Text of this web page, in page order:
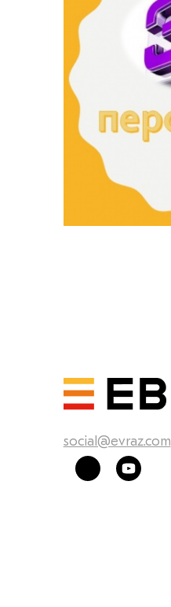
social@evraz.com